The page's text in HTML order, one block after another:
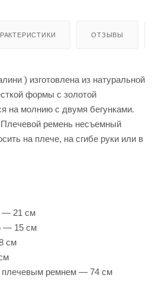
ОТЗЫВЫ
) изготовлена из натуральной
формы с золотой
на молнию с двумя бегунками.
ремень несъемный
на плече, на сгибе руки или в
— 21 см
— 15 см
см
плечевым ремнем — 74 см